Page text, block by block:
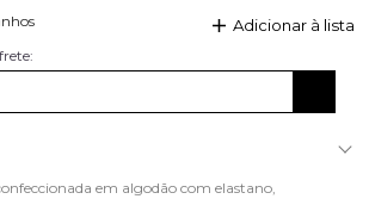
Adicionar à lista
em algodão com elastano,